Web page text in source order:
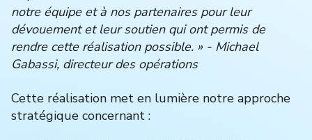
notre équipe et à nos partenaires pour leur
dévouement et leur soutien qui ont permis de
rendre cette réalisation possible. » - Michael
Gabassi, directeur des opérations
Cette réalisation met en lumière notre approche
stratégique concernant :